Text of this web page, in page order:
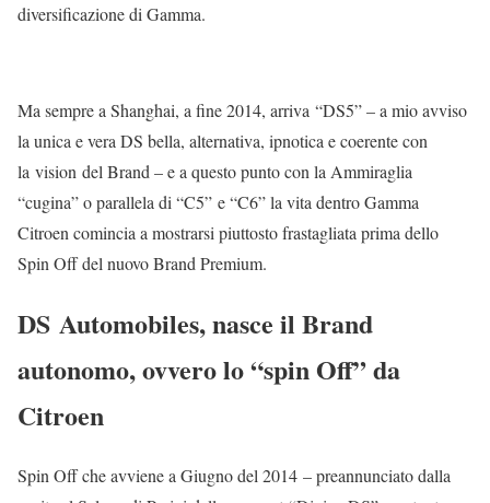
diversificazione di Gamma.
Ma sempre a Shanghai, a fine 2014, arriva “DS5” – a mio avviso
la unica e vera DS bella, alternativa, ipnotica e coerente con
la vision del Brand – e a questo punto con la Ammiraglia
“cugina” o parallela di “C5” e “C6” la vita dentro Gamma
Citroen comincia a mostrarsi piuttosto frastagliata prima dello
Spin Off del nuovo Brand Premium.
DS Automobiles, nasce il Brand
autonomo, ovvero lo “spin Off” da
Citroen
Spin Off che avviene a Giugno del 2014 – preannunciato dalla